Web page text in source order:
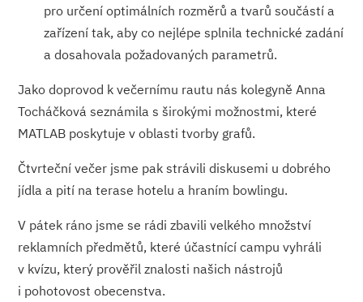
pro určení optimálních rozměrů a tvarů součástí a
zařízení tak, aby co nejlépe splnila technické zadání
a dosahovala požadovaných parametrů.
Jako doprovod k večernímu rautu nás kolegyně Anna
Tocháčková seznámila s širokými možnostmi, které
MATLAB poskytuje v oblasti tvorby grafů.
Čtvrteční večer jsme pak strávili diskusemi u dobrého
jídla a pití na terase hotelu a hraním bowlingu.
V pátek ráno jsme se rádi zbavili velkého množství
reklamních předmětů, které účastnící campu vyhráli
v kvízu, který prověřil znalosti našich nástrojů
i pohotovost obecenstva.